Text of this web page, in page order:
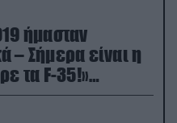
ήμασταν
– Σήμερα είναι η
τα F-35!»